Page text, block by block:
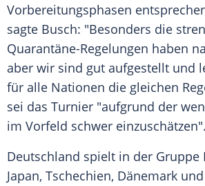
Vorbereitungsphasen
sagte Busch: "Besonders die
Quarantäne-Regelungen haben
aber wir sind gut aufgestellt und
für alle Nationen die gleichen
sei das Turnier "aufgrund der
im Vorfeld schwer einzuschätzen".
Deutschland spielt in der Gruppe
Japan, Tschechien, Dänemark